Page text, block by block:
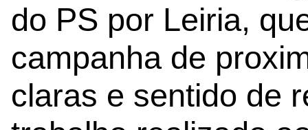
do PS por Leiria,
campanha de
claras e sentido de